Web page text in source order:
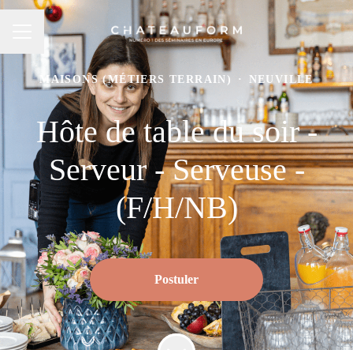
MENU CARRIÈRE
MAISONS (MÉTIERS TERRAIN) · NEUVILLE
Hôte de table du soir -
Serveur - Serveuse -
(F/H/NB)
Postuler